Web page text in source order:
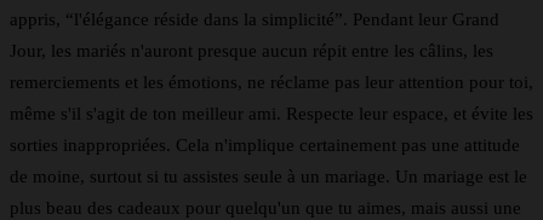
appris, “l'élégance réside dans la simplicité”. Pendant leur Grand
Jour, les mariés n'auront presque aucun répit entre les câlins, les
remerciements et les émotions, ne réclame pas leur attention pour toi,
même s'il s'agit de ton meilleur ami. Respecte leur espace, et évite les
sorties inappropriées. Cela n'implique certainement pas une attitude
de moine, surtout si tu assistes seule à un mariage. Un mariage est le
plus beau des cadeaux pour quelqu'un que tu aimes, mais aussi une